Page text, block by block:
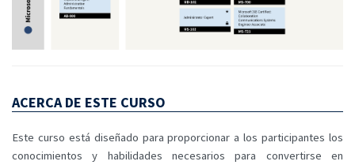
ACERCA DE ESTE CURSO
Este curso está diseñado para proporcionar a los participantes los
conocimientos y habilidades necesarios para convertirse en